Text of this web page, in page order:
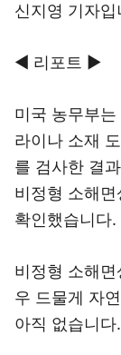
신지영 기자입
◀ 리포트 ▶
미국 농무부
라이나 소재
를 검사한 결
비정형 소해
확인했습니다.
비정형 소해
우 드물게 자
아직 없습니다.